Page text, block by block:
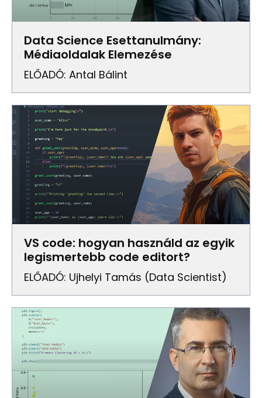
Data Science Esettanulmány:
Médiaoldalak Elemezése
ELŐADÓ: Antal Bálint
VS code: hogyan használd az egyik
legismertebb code editort?
ELŐADÓ: Ujhelyi Tamás (Data Scientist)